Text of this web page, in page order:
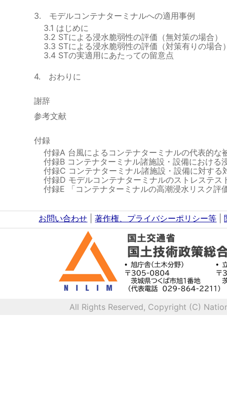
3. モデルコンテナターミナルへの適用事例
3.1 はじめに
3.2 STによる浸水脆弱性の評価（無対策の場合）
3.3 STによる浸水脆弱性の評価（対策有りの場合
3.4 STの実適用にあたっての留意点
4. おわりに
謝辞
参考文献
付録
付録A 台風によるコンテナターミナルの代表的な
付録B コンテナターミナル諸施設・設備における
付録C コンテナターミナル諸施設・設備に対する
付録D モデルコンテナターミナルのストレステス
付録E 「コンテナターミナルの高潮浸水リスク評
お問い合わせ |著作権、プライバシーポリシー等 |
All Rights Reserved, Copyright (C)